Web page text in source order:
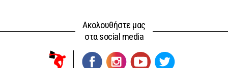
Ακολουθήστε μας
στα social media